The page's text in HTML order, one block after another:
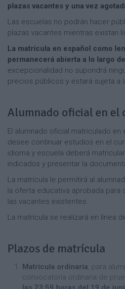
plazas vacantes y una vez
Las escuelas no podrán hacer
plazas vacantes mientras existan
La matrícula en español como
permanecerá abierta a lo largo
excepcionalidad no supondrá
precios públicos y estará sujeta a
Alumnado oficial en el
El alumnado oficial matriculado en
desee continuar estudios en el
idioma y escuela deberá
indicados y presentar la
La matrícula le permitirá al
la oferta educativa aprobada para
las vacantes existentes.
La matrícula se realizará en línea
Plazos de matrícula
Matrícula ordinaria, para
convocatoria ordinaria de